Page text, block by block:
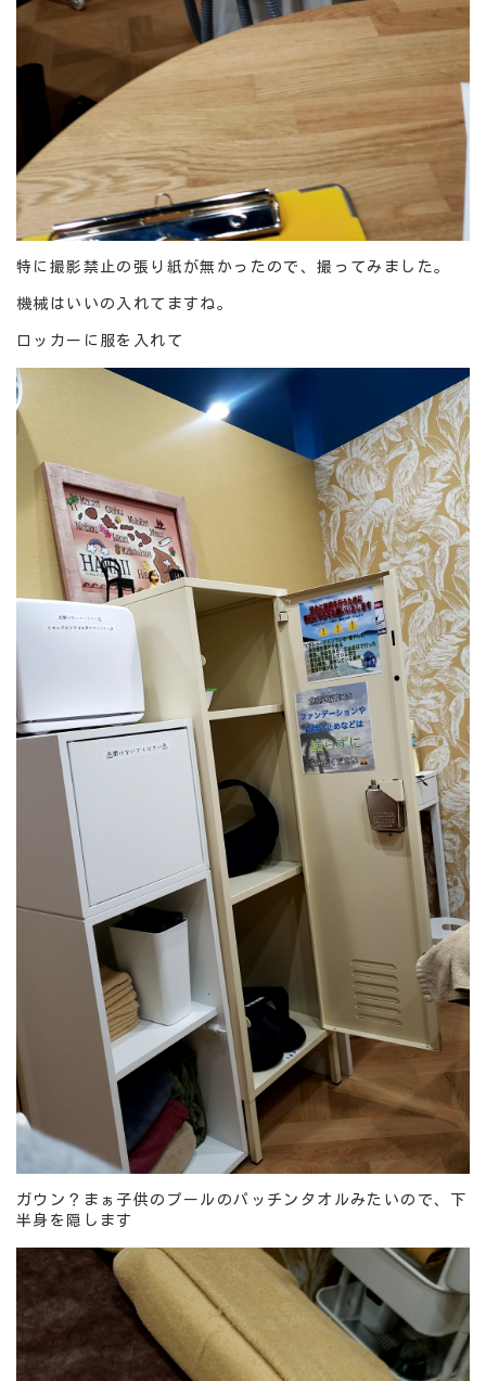
特に撮影禁止の張り紙が無かったので、撮ってみました。
機械はいいの入れてますね。
ロッカーに服を入れて
ガウン？まぁ子供のプールのパッチンタオルみたいので、下
半身を隠します